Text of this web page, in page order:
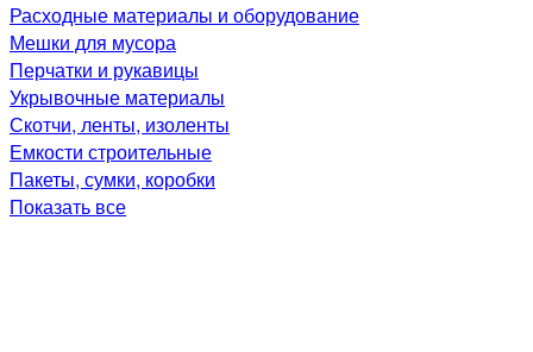
Расходные материалы и оборудование
Мешки для мусора
Перчатки и рукавицы
Укрывочные материалы
Скотчи, ленты, изоленты
Емкости строительные
Пакеты, сумки, коробки
Показать все